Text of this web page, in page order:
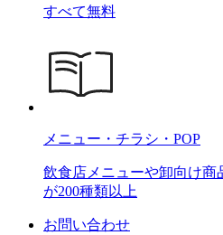
すべて無料
メニュー・チラシ・POP
飲食店メニューや卸向け商
が200種類以上
お問い合わせ